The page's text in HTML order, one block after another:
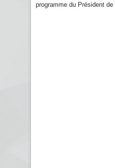
programme du Président de